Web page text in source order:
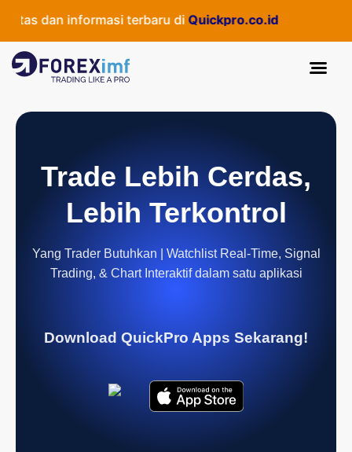
dan informasi terbaru diQuickpro.co.id
Trade Lebih Cerdas,
Lebih Terkontrol
Yang Trader Butuhkan | Watchlist Real-Time, Signal
Trading, & Chart Interaktif dalam satu aplikasi
Download QuickPro Apps Sekarang!